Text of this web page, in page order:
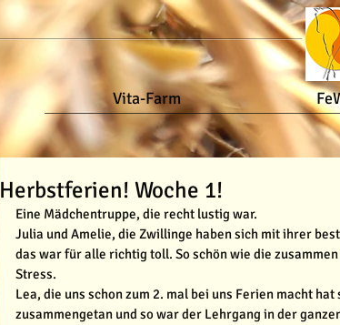
Vita-Farm
Herbstferien! Woche 1!
Eine Mädchentruppe, die recht lustig war.
Julia und Amelie, die Zwillinge haben sich mit ihrer
das war für alle richtig toll. So schön wie die
Stress.
Lea, die uns schon zum 2. mal bei uns Ferien macht
zusammengetan und so war der Lehrgang in der